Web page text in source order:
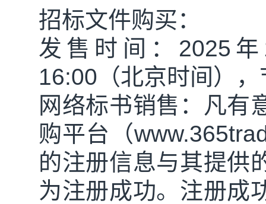
招标文件购买：
发售时间： 2025 年
16:00 （北京时间），
网络标书销售：
凡有
购平台（
的注册信息与其提供
为注册成功。注册成